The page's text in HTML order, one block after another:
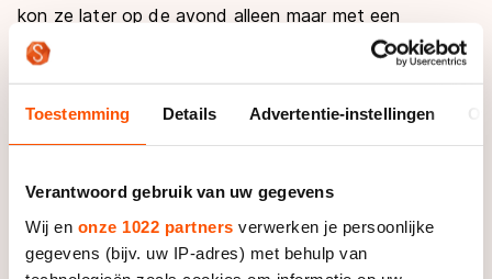
Toestemming Details Advertentie-instellingen
Verantwoord gebruik van uw gegevens
Wij en onze 1022 partners verwerken je persoonlijke
gegevens (bijv. uw IP-adres) met behulp van
kon ze later op de avond alleen maar met een
tevreden gevoel terug kijken op haar 1500 meter. “Dat
ik in de finale sta is überhaupt knap. Ik doe hier
Met haar optreden in de openingswedstrijd verbaasde
haar vrijdag al gewaarschuwd. ‘Ben je klaar voor je
eerste finale morgen?’, had hij gevraagd. “Jeroen wist
het al, ikzelf nog niet”, lacht Schulting. “Ik heb